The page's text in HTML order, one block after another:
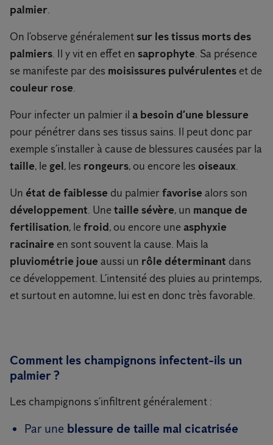
palmier.
On l’observe généralementsur les tissus morts des
palmiers. Il y vit en effet en saprophyte. Sa présence
se manifeste par des moisissures pulvérulentes et de
couleur rose.
Pour infecter un palmier il a besoin d’une blessure
pour pénétrer dans ses tissus sains. Il peut donc par
exemple s’installer à cause de blessures causées par la
taille, le gel, les rongeurs, ou encore les oiseaux.
Un état de faiblesse du palmierfavorise alors son
développement. Unetaille sévère, un manque de
fertilisation, lefroid, ou encore uneasphyxie
racinaire en sont souvent la cause. Mais la
pluviométrie joue aussi un rôle déterminant dans
ce développement. L’intensité des pluies au printemps,
et surtout en automne, lui est en donc très favorable.
Comment les champignons infectent-ils un
palmier ?
Les champignons s’infiltrent généralement :
Par une blessure de taille mal cicatrisée